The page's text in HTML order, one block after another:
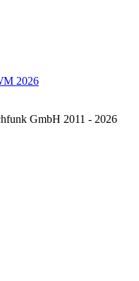
2026
GmbH 2011 - 2026